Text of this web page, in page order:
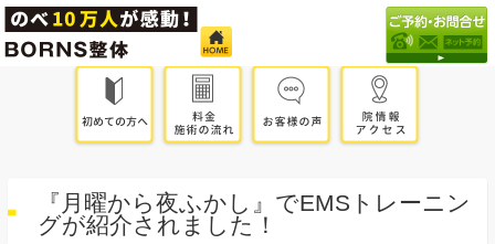
『月曜から夜ふかし』でEMSトレーニン
グが紹介されました！